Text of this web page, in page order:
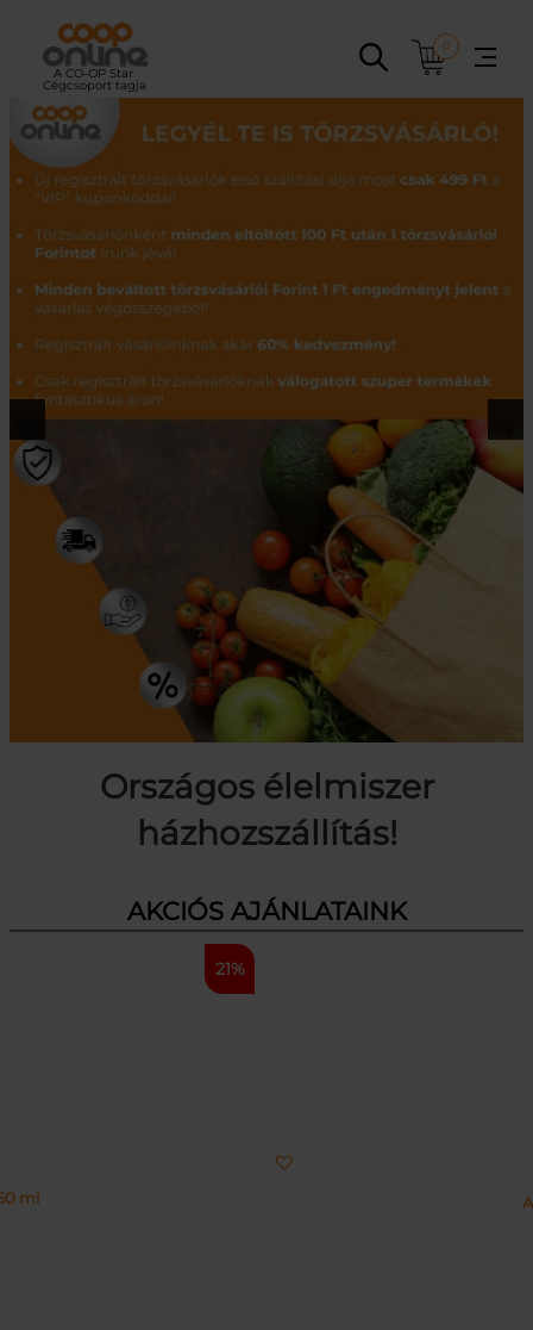
tartalomhoz
0
Országos élelmiszer
házhozszállítás!
AKCIÓS AJÁNLATAINK
21%
ml